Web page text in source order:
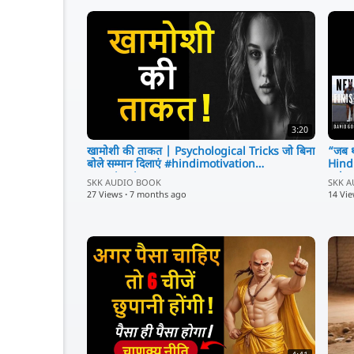
3:20
खामोशी की ताकत | Psychological Tricks जो बिना
बोले सम्मान दिलाएं #hindimotivation
#motivation
SKK AUDIO BOOK
27 Views · 7 months ago
“जब
SKK
14